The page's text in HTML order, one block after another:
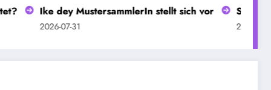
dey MustersammlerIn stellt sich vor Seit 13 Jahren
2026-07-30